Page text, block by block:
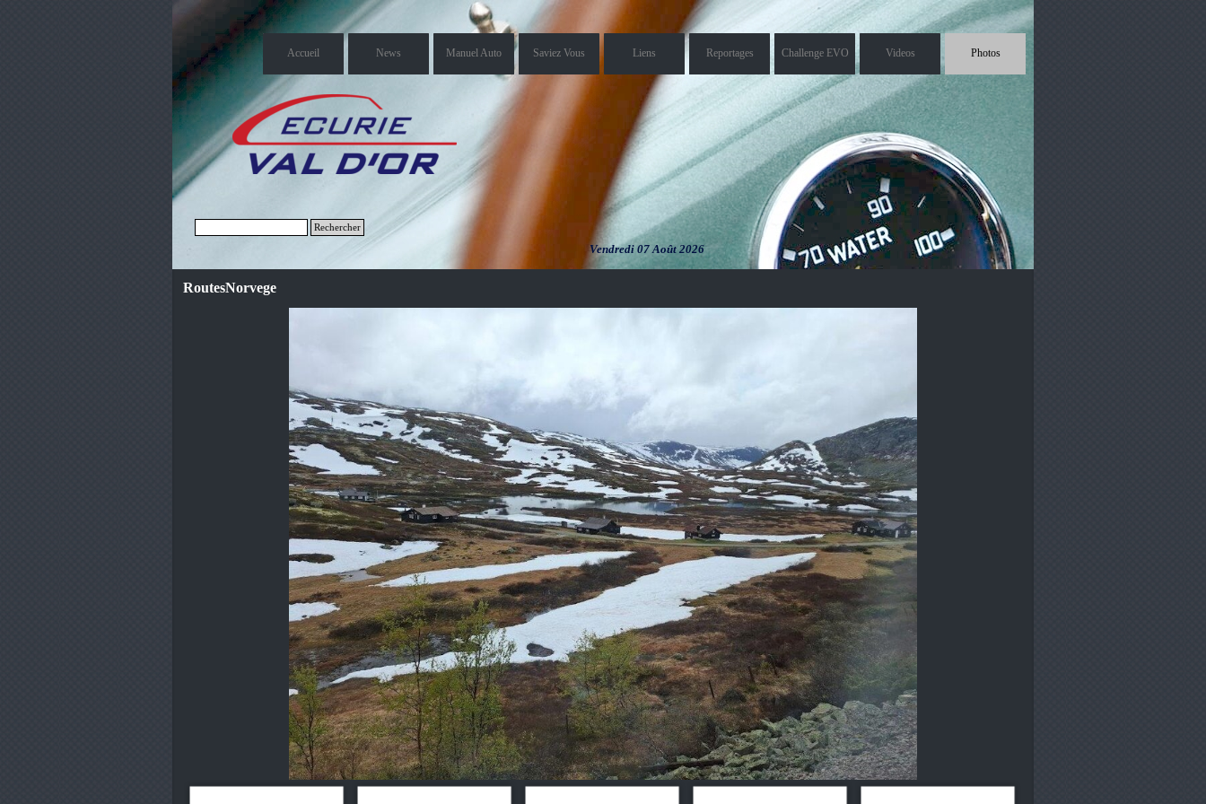
Rechercher
Accueil News Manuel Auto Saviez Vous Liens Reportages Challenge EVO Videos Photos
Vendredi 07 Août 2026 Vendredi 07
Août 2026
RoutesNorvege